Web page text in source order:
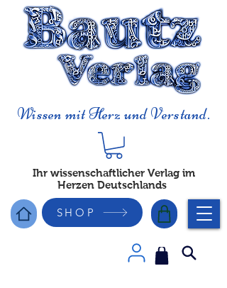
Wissen mit Herz und Verstand.
Ihr wissenschaftlicher Verlag im
Herzen Deutschlands
SHOP